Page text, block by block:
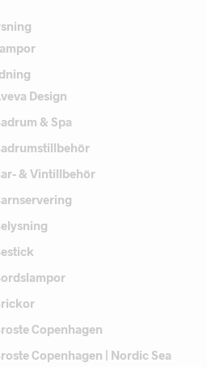
Design
& Spa
& Vintillbehör
Copenhagen
Copenhagen | Nordic Sea